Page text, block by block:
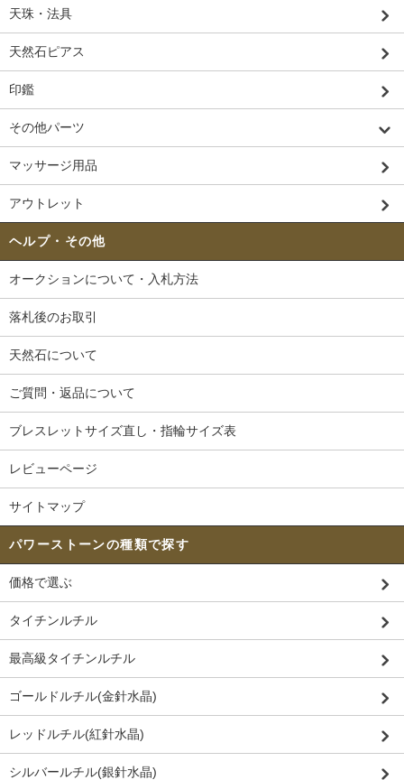
天珠・法具
天然石ピアス
印鑑
その他パーツ
マッサージ用品
アウトレット
ヘルプ・その他
オークションについて・入札方法
落札後のお取引
天然石について
ご質問・返品について
ブレスレットサイズ直し・指輪サイズ表
レビューページ
サイトマップ
パワーストーンの種類で探す
価格で選ぶ
タイチンルチル
最高級タイチンルチル
ゴールドルチル(金針水晶)
レッドルチル(紅針水晶)
シルバールチル(銀針水晶)